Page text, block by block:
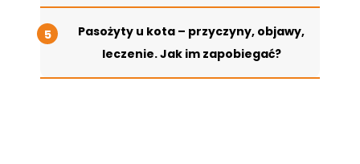
Pasożyty u kota – przyczyny, objawy,
leczenie. Jak im zapobiegać?